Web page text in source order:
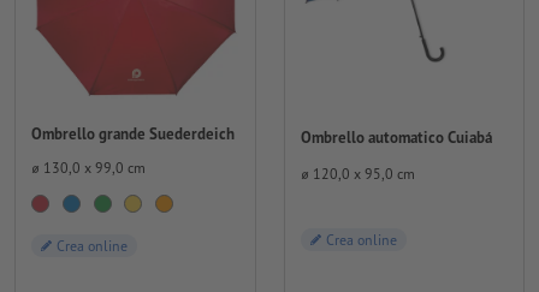
Ombrello grande Suederdeich
⌀ 130,0 x 99,0 cm
Crea online
Ombrello automatico Cuiabá
⌀ 120,0 x 95,0 cm
Crea online